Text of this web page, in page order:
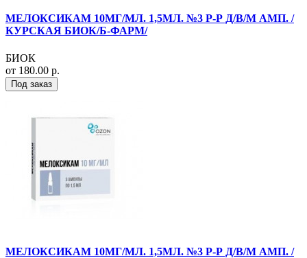
МЕЛОКСИКАМ 10МГ/МЛ. 1,5МЛ. №3 Р-Р Д/В/М АМП. /
КУРСКАЯ БИОК/Б-ФАРМ/
БИОК
от 180.00 р.
Под заказ
МЕЛОКСИКАМ 10МГ/МЛ. 1,5МЛ. №3 Р-Р Д/В/М АМП. /